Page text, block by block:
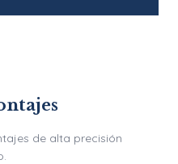
de alta precisión